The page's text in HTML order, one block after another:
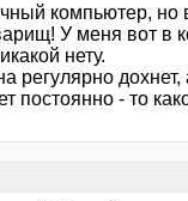
компьютер, но
У меня вот в
нету.
регулярно
постоянно - то